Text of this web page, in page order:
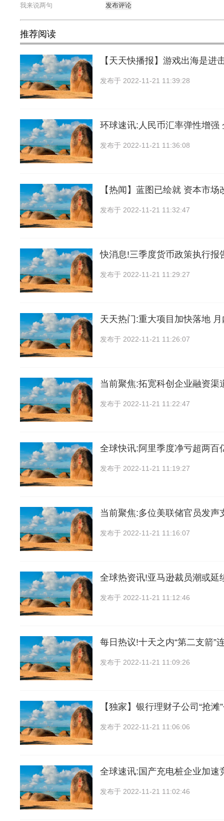
发布评论
推荐阅读
【天天快播报】游戏出海是进
发布于 2022-11-21 11:39:28
环球速讯:人民币汇率弹性增强
发布于 2022-11-21 11:36:08
【热闻】蓝图已绘就 资本市场
发布于 2022-11-21 11:32:47
快消息!三季度货币政策执行报
发布于 2022-11-21 11:29:27
天天热门:重大项目加快落地
发布于 2022-11-21 11:26:07
当前聚焦:拓宽科创企业融资渠
发布于 2022-11-21 11:22:47
全球快讯:阿里季度净亏超两百
发布于 2022-11-21 11:19:27
当前聚焦:多位美联储官员发声
发布于 2022-11-21 11:16:07
全球热资讯!亚马逊裁员潮或延
发布于 2022-11-21 11:12:46
每日热议!十天之内“第二支箭”
发布于 2022-11-21 11:09:26
【独家】银行理财子公司“抢滩
发布于 2022-11-21 11:06:06
全球速讯:国产充电桩企业加速
发布于 2022-11-21 11:02:46